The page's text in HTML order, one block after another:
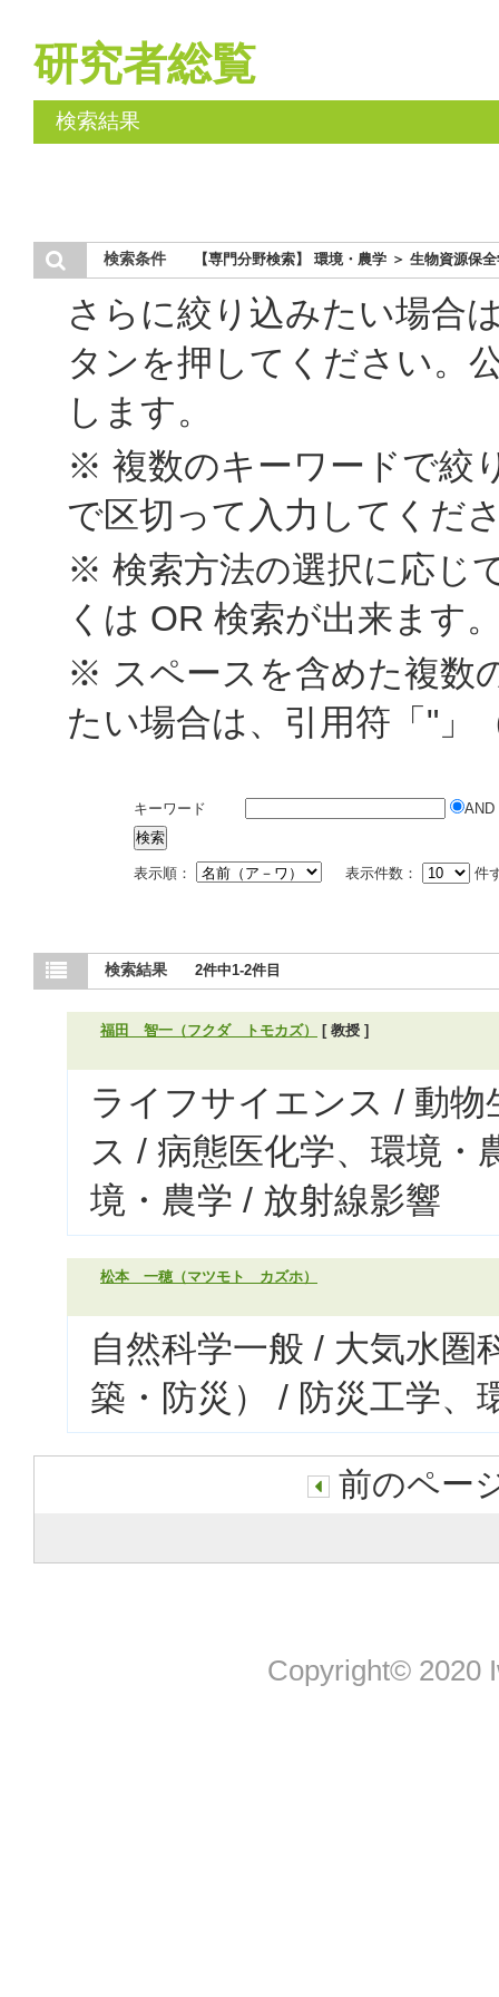
研究者総覧
検索結果
検索条件 【専門分野検索】 環境・農学 ＞ 生物資源保
さらに絞り込みたい場合
タンを押してください。
します。
※ 複数のキーワードで絞
で区切って入力してくだ
※ 検索方法の選択に応じ
くは OR 検索が出来ます
※ スペースを含めた複数
たい場合は、引用符「"」
キーワード AND
表示順： 表示件数： 件
検索結果 2件中1-2件目
福田 智一（フクダ トモカズ） [ 教授 ]
ライフサイエンス / 動
ス / 病態医化学、環境・
境・農学 / 放射線影響
松本 一穂（マツモト カズホ）
自然科学一般 / 大気水圏
築・防災） / 防災工学、
前のペー
Copyright© 2020